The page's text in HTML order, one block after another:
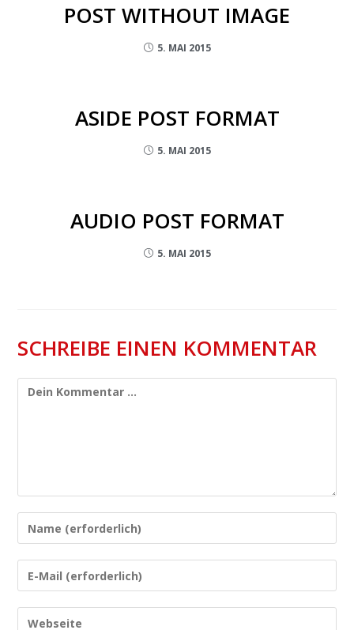
POST WITHOUT IMAGE
5. MAI 2015
ASIDE POST FORMAT
5. MAI 2015
AUDIO POST FORMAT
5. MAI 2015
SCHREIBE EINEN KOMMENTAR